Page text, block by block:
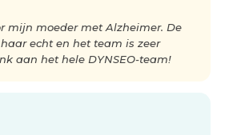
mijn moeder met Alzheimer. De
echt en het team is zeer
aan het hele DYNSEO-team!